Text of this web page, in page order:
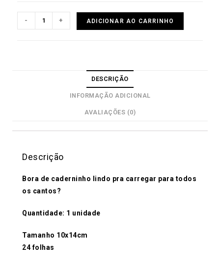
- + ADICIONAR AO CARRINHO
DESCRIÇÃO
INFORMAÇÃO ADICIONAL
AVALIAÇÕES (0)
Descrição
Bora de caderninho lindo pra carregar para todos
os cantos?
Quantidade: 1 unidade
Tamanho 10x14cm
24 folhas